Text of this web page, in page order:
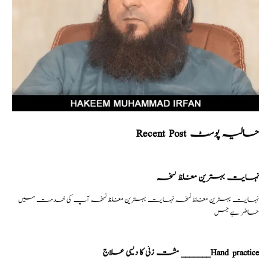
Recent Post حالیہ پوسٹ
نہایت بہترین مغلظ نسخہ
نہایت بہترین مغلظ نسخہ نہایت بہترین مغلظ نسخہ آپ کی خدمت میں
حاضر ہے جس
مشت زنی کا دیسی علاج _______Hand practice